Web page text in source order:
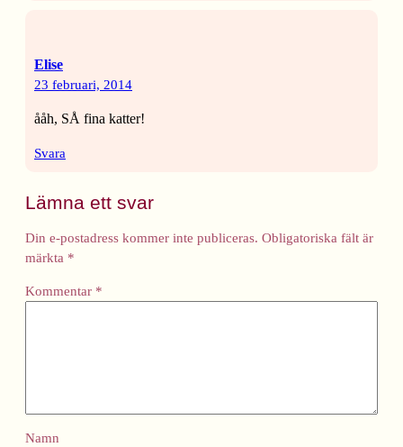
Elise
23 februari, 2014
ååh, SÅ fina katter!
Svara
Lämna ett svar
Din e-postadress kommer inte publiceras. Obligatoriska fält är
märkta *
Kommentar *
Namn